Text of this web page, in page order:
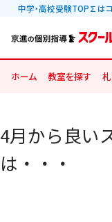
中学・高校受験TOP∑は
ホーム 教室を探す
4月から良い
は・・・